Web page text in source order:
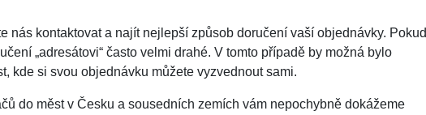
nás kontaktovat a najít nejlepší způsob doručení vaší objednávky. Pokud
„adresátovi“ často velmi drahé. V tomto případě by možná bylo
kde si svou objednávku můžete vyzvednout sami.
do měst v Česku a sousedních zemích vám nepochybně dokážeme